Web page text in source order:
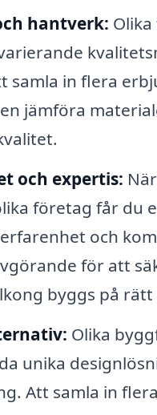
hantverk:
samla in flera
jämföra
och expertis:
företag får du
och
för att
byggs på rätt
Olika
unika
Att samla in